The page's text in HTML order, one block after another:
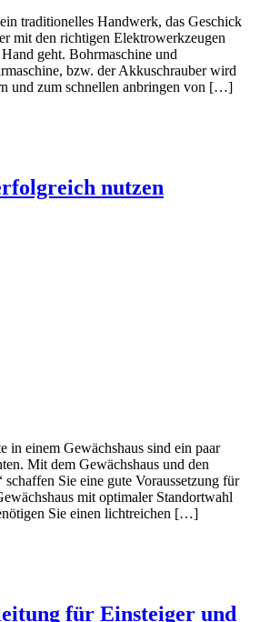
traditionelles Handwerk, das Geschick
mit den richtigen Elektrowerkzeugen
geht. Bohrmaschine und
bzw. der Akkuschrauber wird
und zum schnellen anbringen von […]
nutzen
in einem Gewächshaus sind ein paar
Mit dem Gewächshaus und den
schaffen Sie eine gute Voraussetzung für
mit optimaler Standortwahl
Sie einen lichtreichen […]
für Einsteiger und